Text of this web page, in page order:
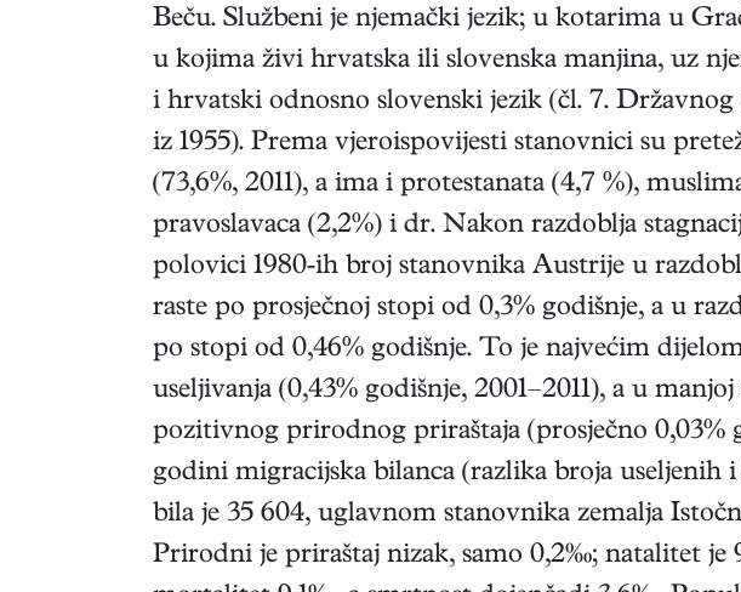
Beču. Službeni je njemački jezik; u kotarima u
u kojima živi hrvatska ili slovenska manjina, uz
i hrvatski odnosno slovenski jezik (čl. 7.
iz 1955). Prema vjeroispovijesti stanovnici su
(73,6%, 2011), a ima i protestanata (4,7 %),
pravoslavaca (2,2%) i dr. Nakon razdoblja
polovici 1980-ih broj stanovnika Austrije u
raste po prosječnoj stopi od 0,3% godišnje, a u
po stopi od 0,46% godišnje. To je najvećim
useljivanja (0,43% godišnje, 2001–2011), a u
pozitivnog prirodnog priraštaja (prosječno 0,03%
godini migracijska bilanca (razlika broja useljenih i
bila je 35 604, uglavnom stanovnika zemalja
Prirodni je priraštaj nizak, samo 0,2‰; natalitet je